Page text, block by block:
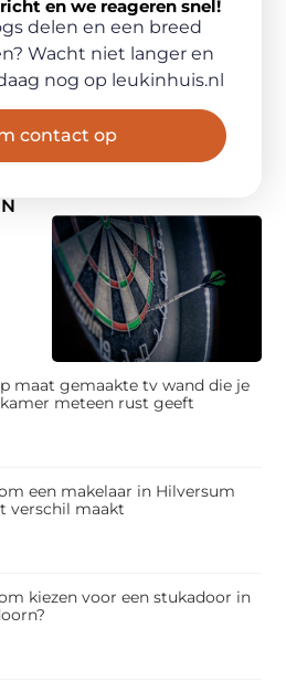
maat gemaakte tv wand die je
meteen rust geeft
een makelaar in Hilversum
verschil maakt
kiezen voor een stukadoor in
en we reageren snel!
delen en een breed
Wacht niet langer en
nog op leukinhuis.nl
contact op